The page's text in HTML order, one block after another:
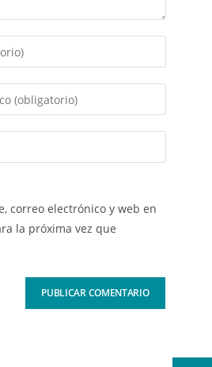
correo electrónico y web en
la próxima vez que